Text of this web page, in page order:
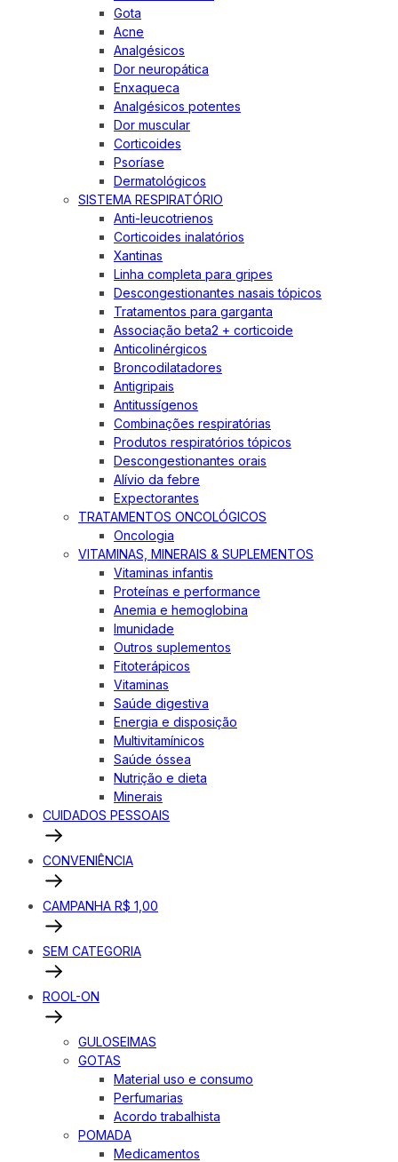
Gota
Acne
Analgésicos
Dor neuropática
Enxaqueca
Analgésicos potentes
Dor muscular
Corticoides
Psoríase
Dermatológicos
SISTEMA RESPIRATÓRIO
Anti-leucotrienos
Corticoides inalatórios
Xantinas
Linha completa para gripes
Descongestionantes nasais tópicos
Tratamentos para garganta
Associação beta2 + corticoide
Anticolinérgicos
Broncodilatadores
Antigripais
Antitussígenos
Combinações respiratórias
Produtos respiratórios tópicos
Descongestionantes orais
Alívio da febre
Expectorantes
TRATAMENTOS ONCOLÓGICOS
Oncologia
VITAMINAS, MINERAIS & SUPLEMENTOS
Vitaminas infantis
Proteínas e performance
Anemia e hemoglobina
Imunidade
Outros suplementos
Fitoterápicos
Vitaminas
Saúde digestiva
Energia e disposição
Multivitamínicos
Saúde óssea
Nutrição e dieta
Minerais
CUIDADOS PESSOAIS
CONVENIÊNCIA
CAMPANHA R$ 1,00
SEM CATEGORIA
ROOL-ON
GULOSEIMAS
GOTAS
Material uso e consumo
Perfumarias
Acordo trabalhista
POMADA
Medicamentos